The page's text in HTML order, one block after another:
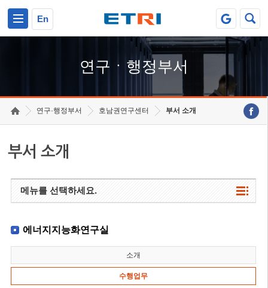
En
연구ㆍ행정부서
연구·행정부서 호남권연구센터 부서 소개
부서 소개
메뉴를 선택하세요.
에너지지능화연구실
소개
수행업무